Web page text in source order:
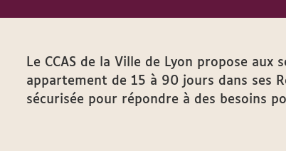
Le CCAS de la Ville de Lyon propose
appartement de 15 à 90 jours dans ses
sécurisée pour répondre à des besoins